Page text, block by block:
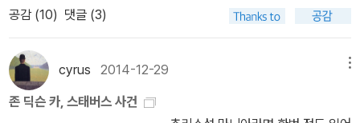
별 특징이 없다. 보통은 연속되는 한 명의 탐정을 내세우기 마련인데
계속 탐정이 바뀐다. 그나마 펠박사라는 사람이 제일 자주 등장하는
데 사건이 하루 이틀 사이에 끝나버리기 때문인지 아니면 탐정은 중
요치 않다고 생각해서인지 탐정들이 그다지 특색이 없이 인상이 흐릿
하다. 좀더 매력적인 탐정이 나오면 훨씬 재미있을텐데 아쉽다.
마로우가 나오는 대표작이죠.좀더 많은 출판사에 나온것응로 기억하
는데 현재는 이 두책만 있는것 같습니다.챈들러의 작품은 6권밖에 없
으니 북하우스 전집을 모두 사는 것이 좋을듯 싶네요. 24 1942 환상
의 여인 세계 3대 추리리설의 하나라는 환상의 여인.살인누명을
쓰고 있는 남자의 무죄를 밝혀줄 여인은 그 어디에도 보이지 않는데...
공감 (10) 댓글 (3)
cyrus 2014-12-29
존 딕슨 카, 스태버스 사건